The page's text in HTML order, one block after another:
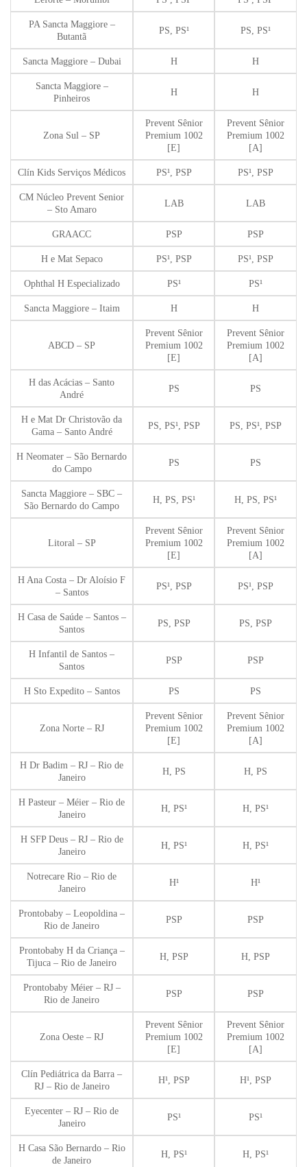
PA Sancta Maggiore –
Butantã
PS, PS¹ PS, PS¹
Sancta Maggiore – Dubai H H
Sancta Maggiore –
Pinheiros
H H
Zona Sul – SP
Prevent Sênior
Premium 1002
[E]
Prevent Sênior
Premium 1002
[A]
Clín Kids Serviços Médicos PS¹, PSP PS¹, PSP
CM Núcleo Prevent Senior
– Sto Amaro
LAB LAB
GRAACC PSP PSP
H e Mat Sepaco PS¹, PSP PS¹, PSP
Ophthal H Especializado PS¹ PS¹
Sancta Maggiore – Itaim H H
ABCD – SP
Prevent Sênior
Premium 1002
[E]
Prevent Sênior
Premium 1002
[A]
H das Acácias – Santo
André
PS PS
H e Mat Dr Christovão da
Gama – Santo André
PS, PS¹, PSP PS, PS¹, PSP
H Neomater – São Bernardo
do Campo
PS PS
Sancta Maggiore – SBC –
São Bernardo do Campo
H, PS, PS¹ H, PS, PS¹
Litoral – SP
Prevent Sênior
Premium 1002
[E]
Prevent Sênior
Premium 1002
[A]
H Ana Costa – Dr Aloísio F
– Santos
PS¹, PSP PS¹, PSP
H Casa de Saúde – Santos –
Santos
PS, PSP PS, PSP
H Infantil de Santos –
Santos
PSP PSP
H Sto Expedito – Santos PS PS
Zona Norte – RJ
Prevent Sênior
Premium 1002
[E]
Prevent Sênior
Premium 1002
[A]
H Dr Badim – RJ – Rio de
Janeiro
H, PS H, PS
H Pasteur – Méier – Rio de
Janeiro
H, PS¹ H, PS¹
H SFP Deus – RJ – Rio de
Janeiro
H, PS¹ H, PS¹
Notrecare Rio – Rio de
Janeiro
H¹ H¹
Prontobaby – Leopoldina –
Rio de Janeiro
PSP PSP
Prontobaby H da Criança –
Tijuca – Rio de Janeiro
H, PSP H, PSP
Prontobaby Méier – RJ –
Rio de Janeiro
PSP PSP
Zona Oeste – RJ
Prevent Sênior
Premium 1002
[E]
Prevent Sênior
Premium 1002
[A]
Clín Pediátrica da Barra –
RJ – Rio de Janeiro
H¹, PSP H¹, PSP
Eyecenter – RJ – Rio de
Janeiro
PS¹ PS¹
H Casa São Bernardo – Rio
de Janeiro
H, PS¹ H, PS¹